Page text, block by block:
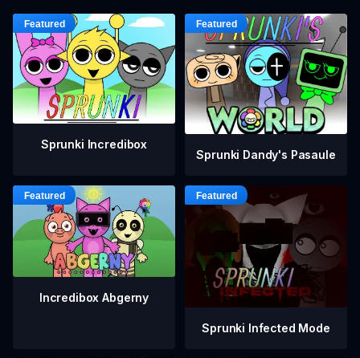
Sprunki Incredibox
Sprunki Dandy's Pasaule
Incredibox Abgerny
Sprunki Infected Mode